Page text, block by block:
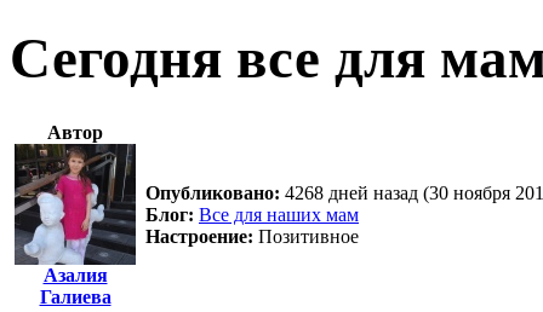
Сегодня все для
Автор
Азалия
Галиева
Опубликовано: 4268 дней назад (30 ноября
Блог: Все для наших мам
Настроение: Позитивное